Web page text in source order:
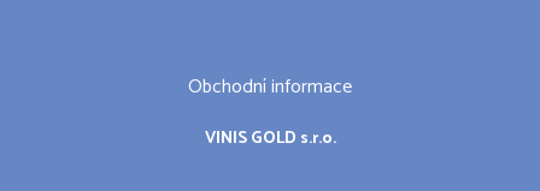
Obchodní informace
VINIS GOLD s.r.o.